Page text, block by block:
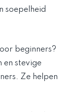
soepelheid
beginners?
en stevige
Ze helpen